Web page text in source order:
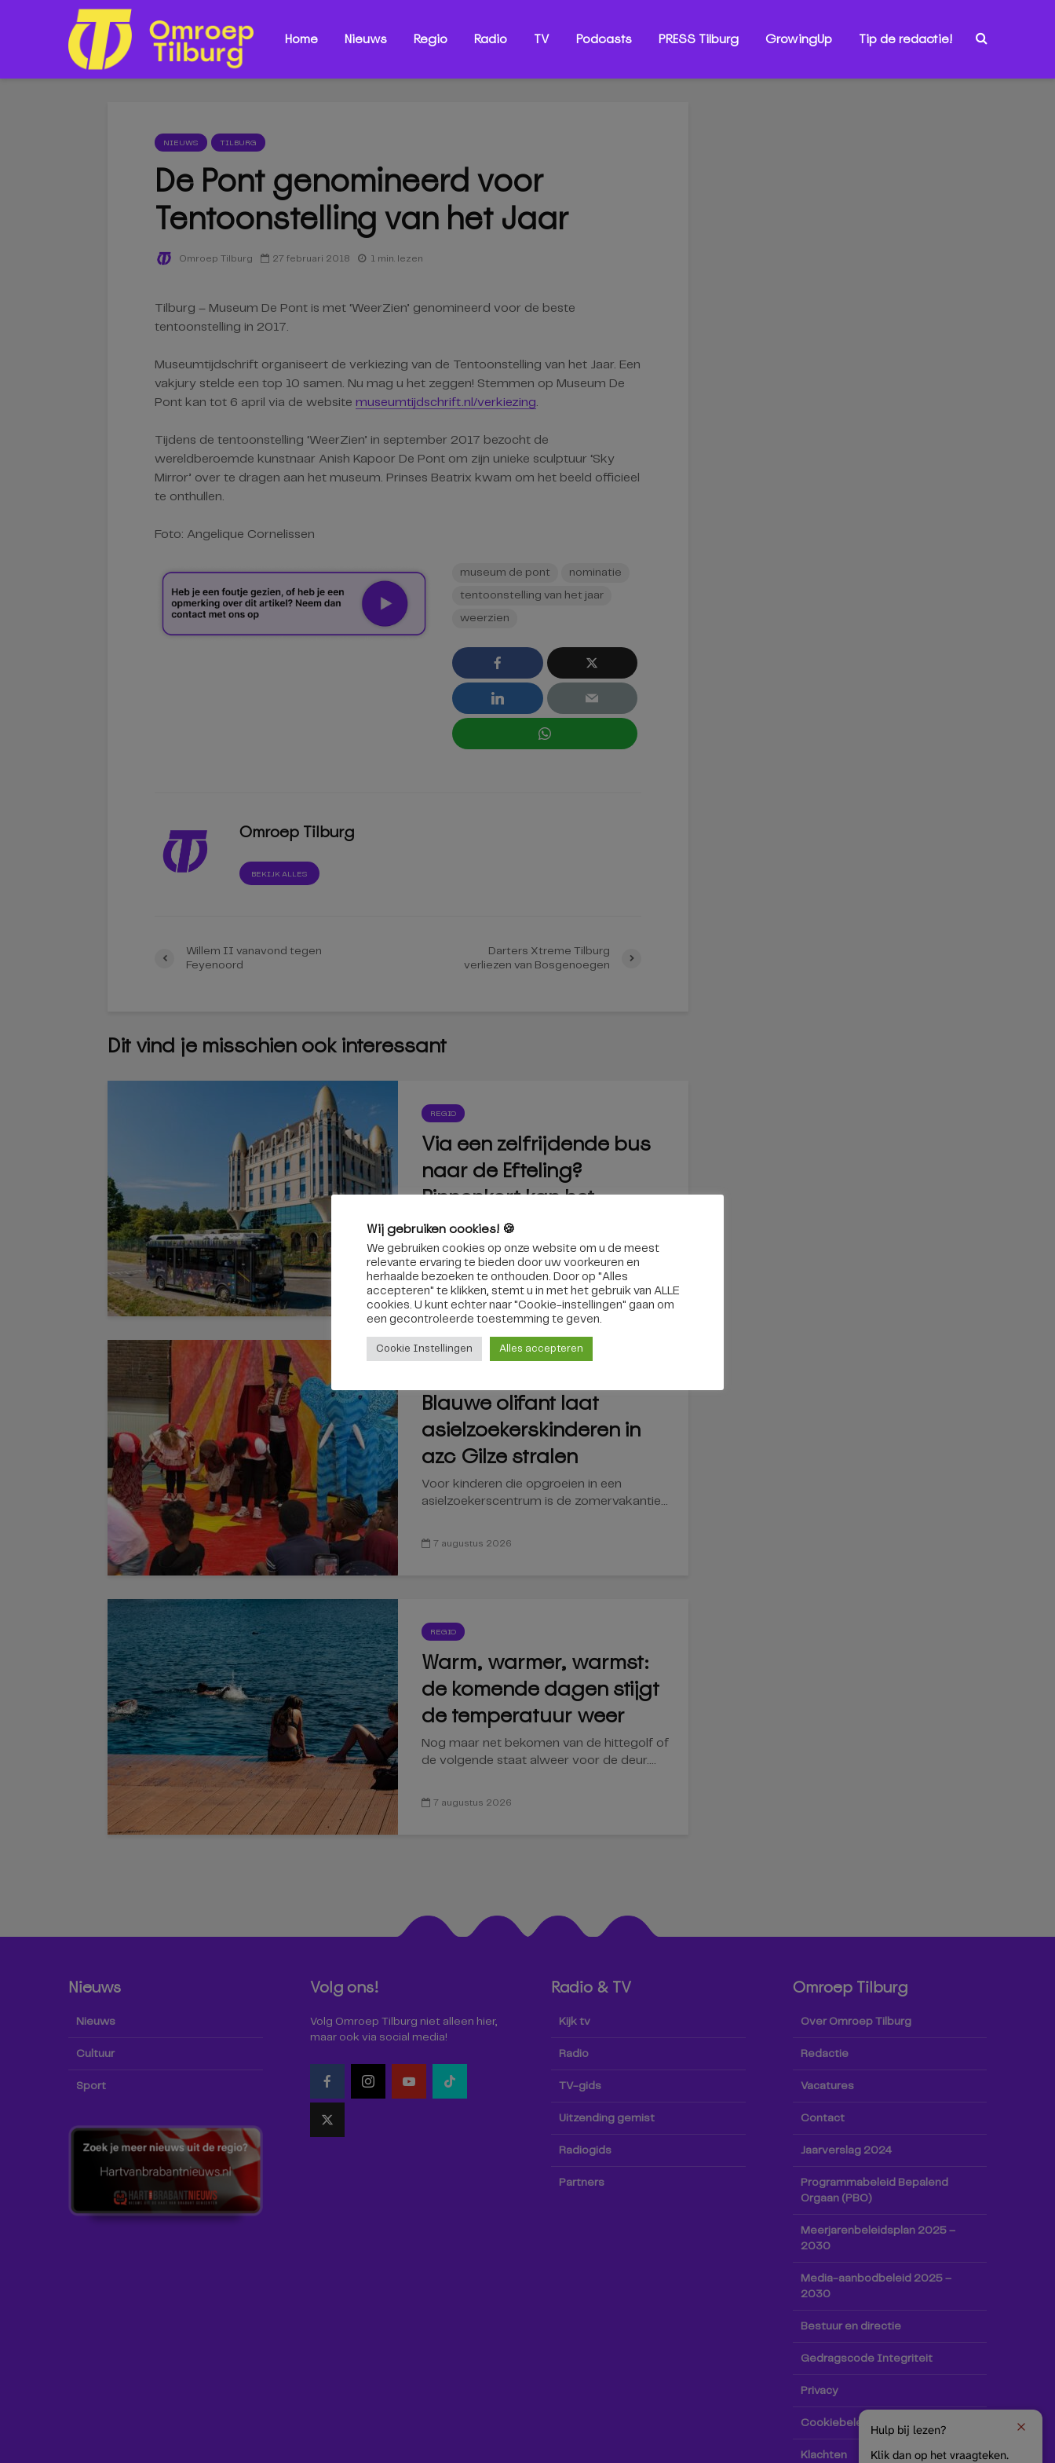
Home Nieuws Regio Radio TV Podcasts PRESS Tilburg GrowingUp Tip de redactie!
NIEUWS TILBURG
De Pont genomineerd voor
Tentoonstelling van het Jaar
Omroep Tilburg 27 februari 2018 1 min. lezen
Tilburg – Museum De Pont is met ‘WeerZien’ genomineerd voor de beste
tentoonstelling in 2017.
Museumtijdschrift organiseert de verkiezing van de Tentoonstelling van het Jaar. Een
vakjury stelde een top 10 samen. Nu mag u het zeggen! Stemmen op Museum De
Pont kan tot 6 april via de website museumtijdschrift.nl/verkiezing.
Tijdens de tentoonstelling ‘WeerZien’ in september 2017 bezocht de
wereldberoemde kunstnaar Anish Kapoor De Pont om zijn unieke sculptuur ‘Sky
Mirror’ over te dragen aan het museum. Prinses Beatrix kwam om het beeld officieel
te onthullen.
Foto: Angelique Cornelissen
museum de pont nominatie
tentoonstelling van het jaar
weerzien
Omroep Tilburg
BEKIJK ALLES
Willem II vanavond tegen
Feyenoord
Darters Xtreme Tilburg
verliezen van Bosgenoegen
Dit vind je misschien ook interessant
REGIO
Via een zelfrijdende bus
naar de Efteling?
Binnenkort kan het
Vliegende auto's zijn nog geen
werkelijkheid, maar bezoekers van de...
7 augustus 2026
Blauwe olifant laat
asielzoekerskinderen in
azc Gilze stralen
Voor kinderen die opgroeien in een
asielzoekerscentrum is de zomervakantie...
7 augustus 2026
REGIO
Warm, warmer, warmst:
de komende dagen stijgt
de temperatuur weer
Nog maar net bekomen van de hittegolf of
de volgende staat alweer voor de deur....
7 augustus 2026
Nieuws
Nieuws
Cultuur
Sport
Volg ons!
Volg Omroep Tilburg niet alleen hier,
maar ook via social media!
Radio & TV
Kijk tv
Radio
TV-gids
Uitzending gemist
Radiogids
Partners
Omroep Tilburg
Over Omroep Tilburg
Redactie
Vacatures
Contact
Jaarverslag 2024
Programmabeleid Bepalend
Orgaan (PBO)
Meerjarenbeleidsplan 2025 –
2030
Media-aanbodbeleid 2025 –
2030
Bestuur en directie
Gedragscode Integriteit
Privacy
Cookiebeleid
Klachten
Wij gebruiken cookies! 🍪
We gebruiken cookies op onze website om u de meest
relevante ervaring te bieden door uw voorkeuren en
herhaalde bezoeken te onthouden. Door op "Alles
accepteren" te klikken, stemt u in met het gebruik van ALLE
cookies. U kunt echter naar "Cookie-instellingen" gaan om
een ​​gecontroleerde toestemming te geven.
Cookie Instellingen Alles accepteren
Hulp bij lezen?
Klik dan op het vraagteken.